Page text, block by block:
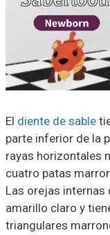
El diente de sable
parte inferior de la
rayas horizontales
cuatro patas
Las orejas internas
amarillo claro y
triangulares